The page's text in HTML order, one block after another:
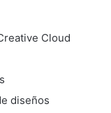
Cloud
diseños